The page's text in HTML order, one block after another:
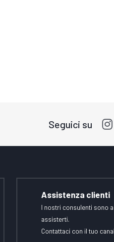
Seguici su
Assistenza clienti
I nostri consulenti sono
assisterti.
Contattaci con il tuo